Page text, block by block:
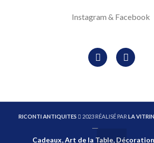
Cadeaux, Art de la Table,
Instagram & Facebook
RICONTI ANTIQUITES 2023 RÉALISÉ PAR LA